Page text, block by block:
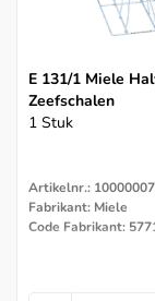
E 131/1 Miele
Zeefschalen
1 Stuk
Artikelnr.:
Fabrikant: Miele
Code Fabrikant: